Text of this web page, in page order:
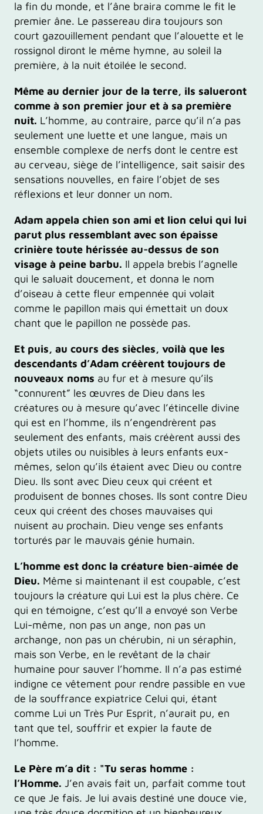
la fin du monde, et l’âne braira comme le fit le
premier âne. Le passereau dira toujours son
court gazouillement pendant que l’alouette et le
rossignol diront le même hymne, au soleil la
première, à la nuit étoilée le second.
Même au dernier jour de la terre, ils salueront
comme à son premier jour et à sa première
nuit. L’homme, au contraire, parce qu’il n’a pas
seulement une luette et une langue, mais un
ensemble complexe de nerfs dont le centre est
au cerveau, siège de l’intelligence, sait saisir des
sensations nouvelles, en faire l’objet de ses
réflexions et leur donner un nom.
Adam appela chien son ami et lion celui qui lui
parut plus ressemblant avec son épaisse
crinière toute hérissée au-dessus de son
visage à peine barbu. Il appela brebis l’agnelle
qui le saluait doucement, et donna le nom
d’oiseau à cette fleur empennée qui volait
comme le papillon mais qui émettait un doux
chant que le papillon ne possède pas.
Et puis, au cours des siècles, voilà que les
descendants d’Adam créèrent toujours de
nouveaux noms au fur et à mesure qu’ils
“connurent” les œuvres de Dieu dans les
créatures ou à mesure qu’avec l’étincelle divine
qui est en l’homme, ils n’engendrèrent pas
seulement des enfants, mais créèrent aussi des
objets utiles ou nuisibles à leurs enfants eux-
mêmes, selon qu’ils étaient avec Dieu ou contre
Dieu. Ils sont avec Dieu ceux qui créent et
produisent de bonnes choses. Ils sont contre Dieu
ceux qui créent des choses mauvaises qui
nuisent au prochain. Dieu venge ses enfants
torturés par le mauvais génie humain.
L’homme est donc la créature bien-aimée de
Dieu. Même si maintenant il est coupable, c’est
toujours la créature qui Lui est la plus chère. Ce
qui en témoigne, c’est qu’Il a envoyé son Verbe
Lui-même, non pas un ange, non pas un
archange, non pas un chérubin, ni un séraphin,
mais son Verbe, en le revêtant de la chair
humaine pour sauver l’homme. Il n’a pas estimé
indigne ce vêtement pour rendre passible en vue
de la souffrance expiatrice Celui qui, étant
comme Lui un Très Pur Esprit, n’aurait pu, en
tant que tel, souffrir et expier la faute de
l’homme.
Le Père m’a dit : "Tu seras homme :
l’Homme. J’en avais fait un, parfait comme tout
ce que Je fais. Je lui avais destiné une douce vie,